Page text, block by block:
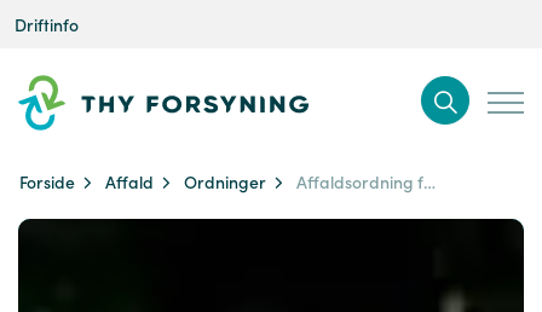
Driftinfo
Forside Affald Ordninger Affaldsordning for private